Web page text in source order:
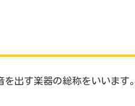
出す楽器の総称をいいます。